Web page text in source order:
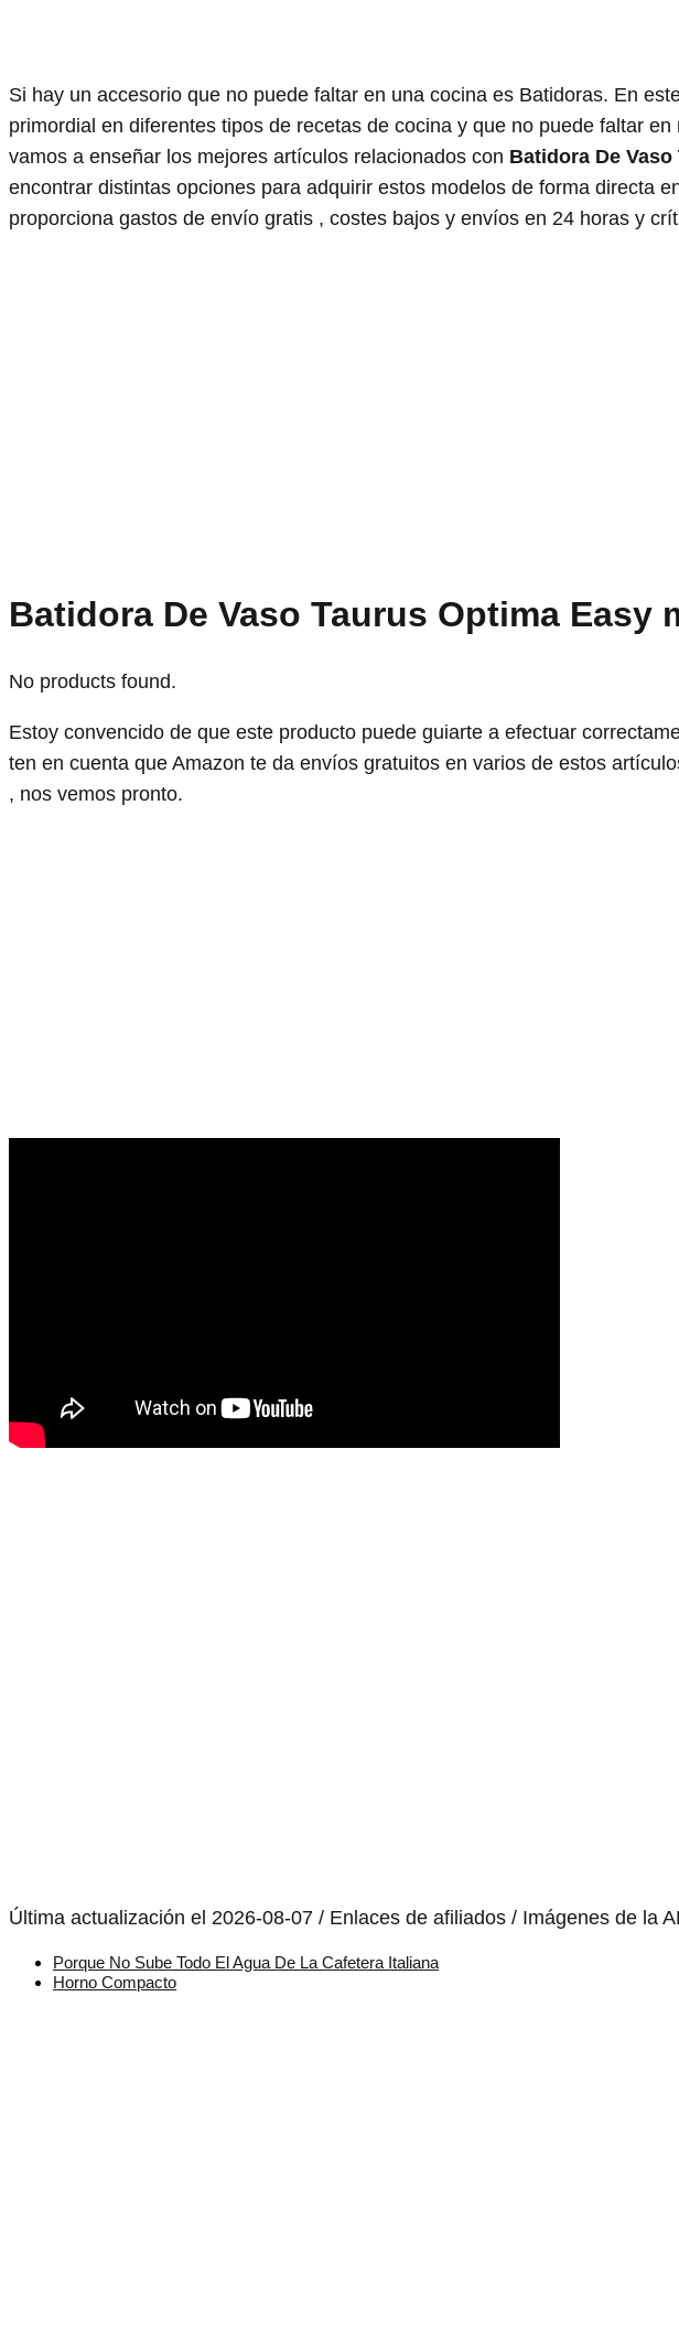
Si hay un accesorio que no puede faltar en una cocina es Batidoras. En
primordial en diferentes tipos de recetas de cocina y que no puede faltar
vamos a enseñar los mejores artículos relacionados con Batidora De
encontrar distintas opciones para adquirir estos modelos de forma directa
proporciona gastos de envío gratis , costes bajos y envíos en 24 horas y
Batidora De Vaso Taurus Optima Easy
No products found.
Estoy convencido de que este producto puede guiarte a efectuar
ten en cuenta que Amazon te da envíos gratuitos en varios de estos
, nos vemos pronto.
Última actualización el 2026-08-07 / Enlaces de afiliados / Imágenes de la
Porque No Sube Todo El Agua De La Cafetera Italiana
Horno Compacto